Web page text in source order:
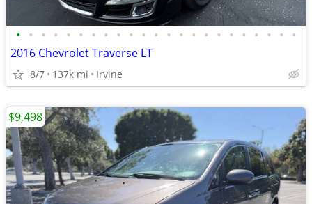
• • • • • • • • • • • • • • • • • • • • • • •
2016 Chevrolet Traverse LT
8/7 137k mi Irvine
$9,498